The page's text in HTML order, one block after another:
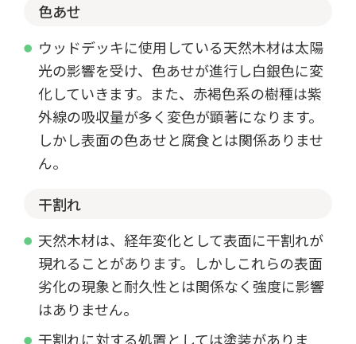
色あせ
ウッドデッキに使用している天然木材は太陽
光の影響を受け、色あせが進行し白銀色に変
化していきます。また、赤褐色系の樹種は紫
外線の吸収量が多く変色が顕著になります。
しかし表面の色あせと腐食とは関係ありませ
ん。
干割れ
天然木材は、経年変化として表面に干割れが
現れることがあります。しかしこれらの表面
劣化の現象と耐久性とは関係なく強度に影響
はありません。
干割れに対する処置としては塗装がありま